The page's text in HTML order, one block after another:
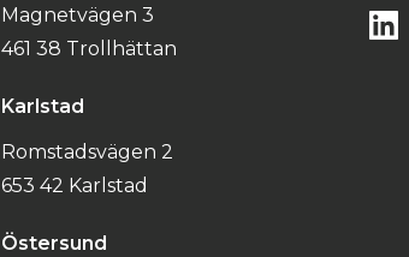
Magnetvägen 3
461 38 Trollhättan
Karlstad
Romstadsvägen 2
653 42 Karlstad
Östersund